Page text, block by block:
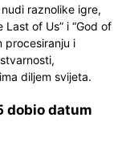
raznolike igre,
of Us” i “God of
procesiranju i
diljem svijeta.
dobio datum